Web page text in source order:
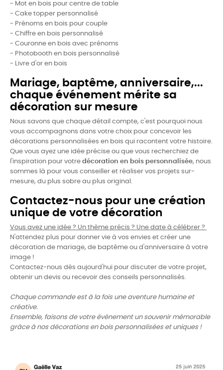
- Mot en bois pour centre de table
- Cake topper personnalisé
- Prénoms en bois pour couple
- Chiffre en bois personnalisé
- Couronne en bois avec prénoms
- Photobooth en bois personnalisé
- Livre d'or en bois
Mariage, baptême, anniversaire,...
chaque événement mérite sa
décoration sur mesure
Nous savons que chaque détail compte, c'est pourquoi nous
vous accompagnons dans votre choix pour concevoir les
décorations personnalisées en bois qui racontent votre histoire.
Que vous ayez une idée précise ou que vous recherchiez de
l'inspiration pour votre décoration en bois personnalisée, nous
sommes là pour vous conseiller et réaliser vos projets sur-
mesure, du plus sobre au plus original.
Contactez-nous pour une création
unique de votre décoration
Vous avez une idée ? Un thème précis ? Une date à célébrer ?
N'attendez plus pour donner vie à vos envies et créer une
décoration de mariage, de baptême ou d'anniversaire à votre
image !
Contactez-nous dès aujourd'hui pour discuter de votre projet,
obtenir un devis ou recevoir des conseils personnalisés.
Chaque commande est à la fois une aventure humaine et
créative.
Ensemble, faisons de votre événement un souvenir mémorable
grâce à nos décorations en bois personnalisées et uniques !